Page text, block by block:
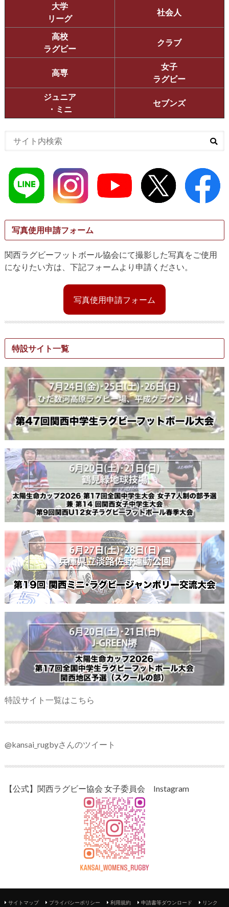
大学
リーグ
社会人
高校
ラグビー
クラブ
高専
女子
ラグビー
ジュニア
・ミニ
セブンズ
写真使用申請フォーム
関西ラグビーフットボール協会にて撮影した写真をご使用
になりたい方は、下記フォームより申請ください。
写真使用申請フォーム
特設サイト一覧
特設サイト一覧はこちら
@kansai_rugbyさんのツイート
【公式】関西ラグビー協会 女子委員会 Instagram
サイトマップ プライバシーポリシー 利用規約 申請書等ダウンロード リンク